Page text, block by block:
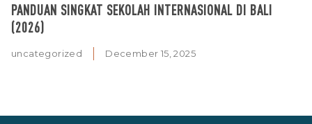
PANDUAN SINGKAT SEKOLAH INTERNASIONAL DI BALI
(2026)
uncategorized December 15, 2025